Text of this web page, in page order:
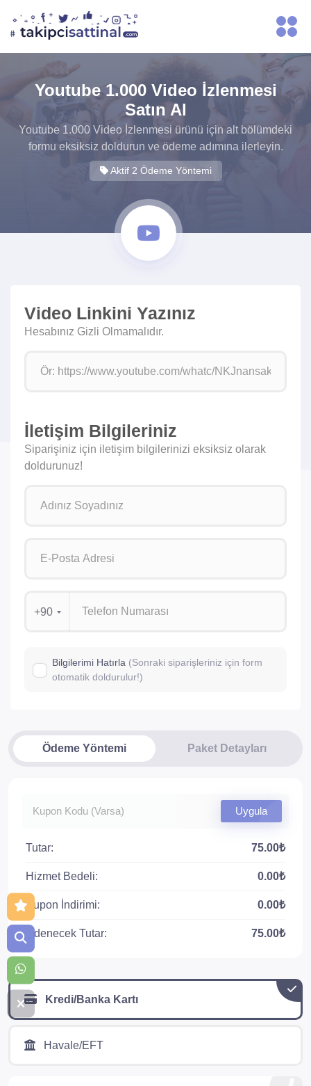
Youtube 1.000 Video İzlenmesi
Satın Al
Youtube 1.000 Video İzlenmesi ürünü için alt bölümdeki
formu eksiksiz doldurun ve ödeme adımına ilerleyin.
Aktif 2 Ödeme Yöntemi
Video Linkini Yazınız
Hesabınız Gizli Olmamalıdır.
İletişim Bilgileriniz
Siparişiniz için iletişim bilgilerinizi eksiksiz olarak
doldurunuz!
+90
Bilgilerimi Hatırla (Sonraki siparişleriniz için form
otomatik doldurulur!)
Ödeme Yöntemi Paket Detayları
Uygula
Tutar: 75.00₺
Hizmet Bedeli: 0.00₺
Kupon İndirimi: 0.00₺
Ödenecek Tutar: 75.00₺
Kredi/Banka Kartı
Havale/EFT